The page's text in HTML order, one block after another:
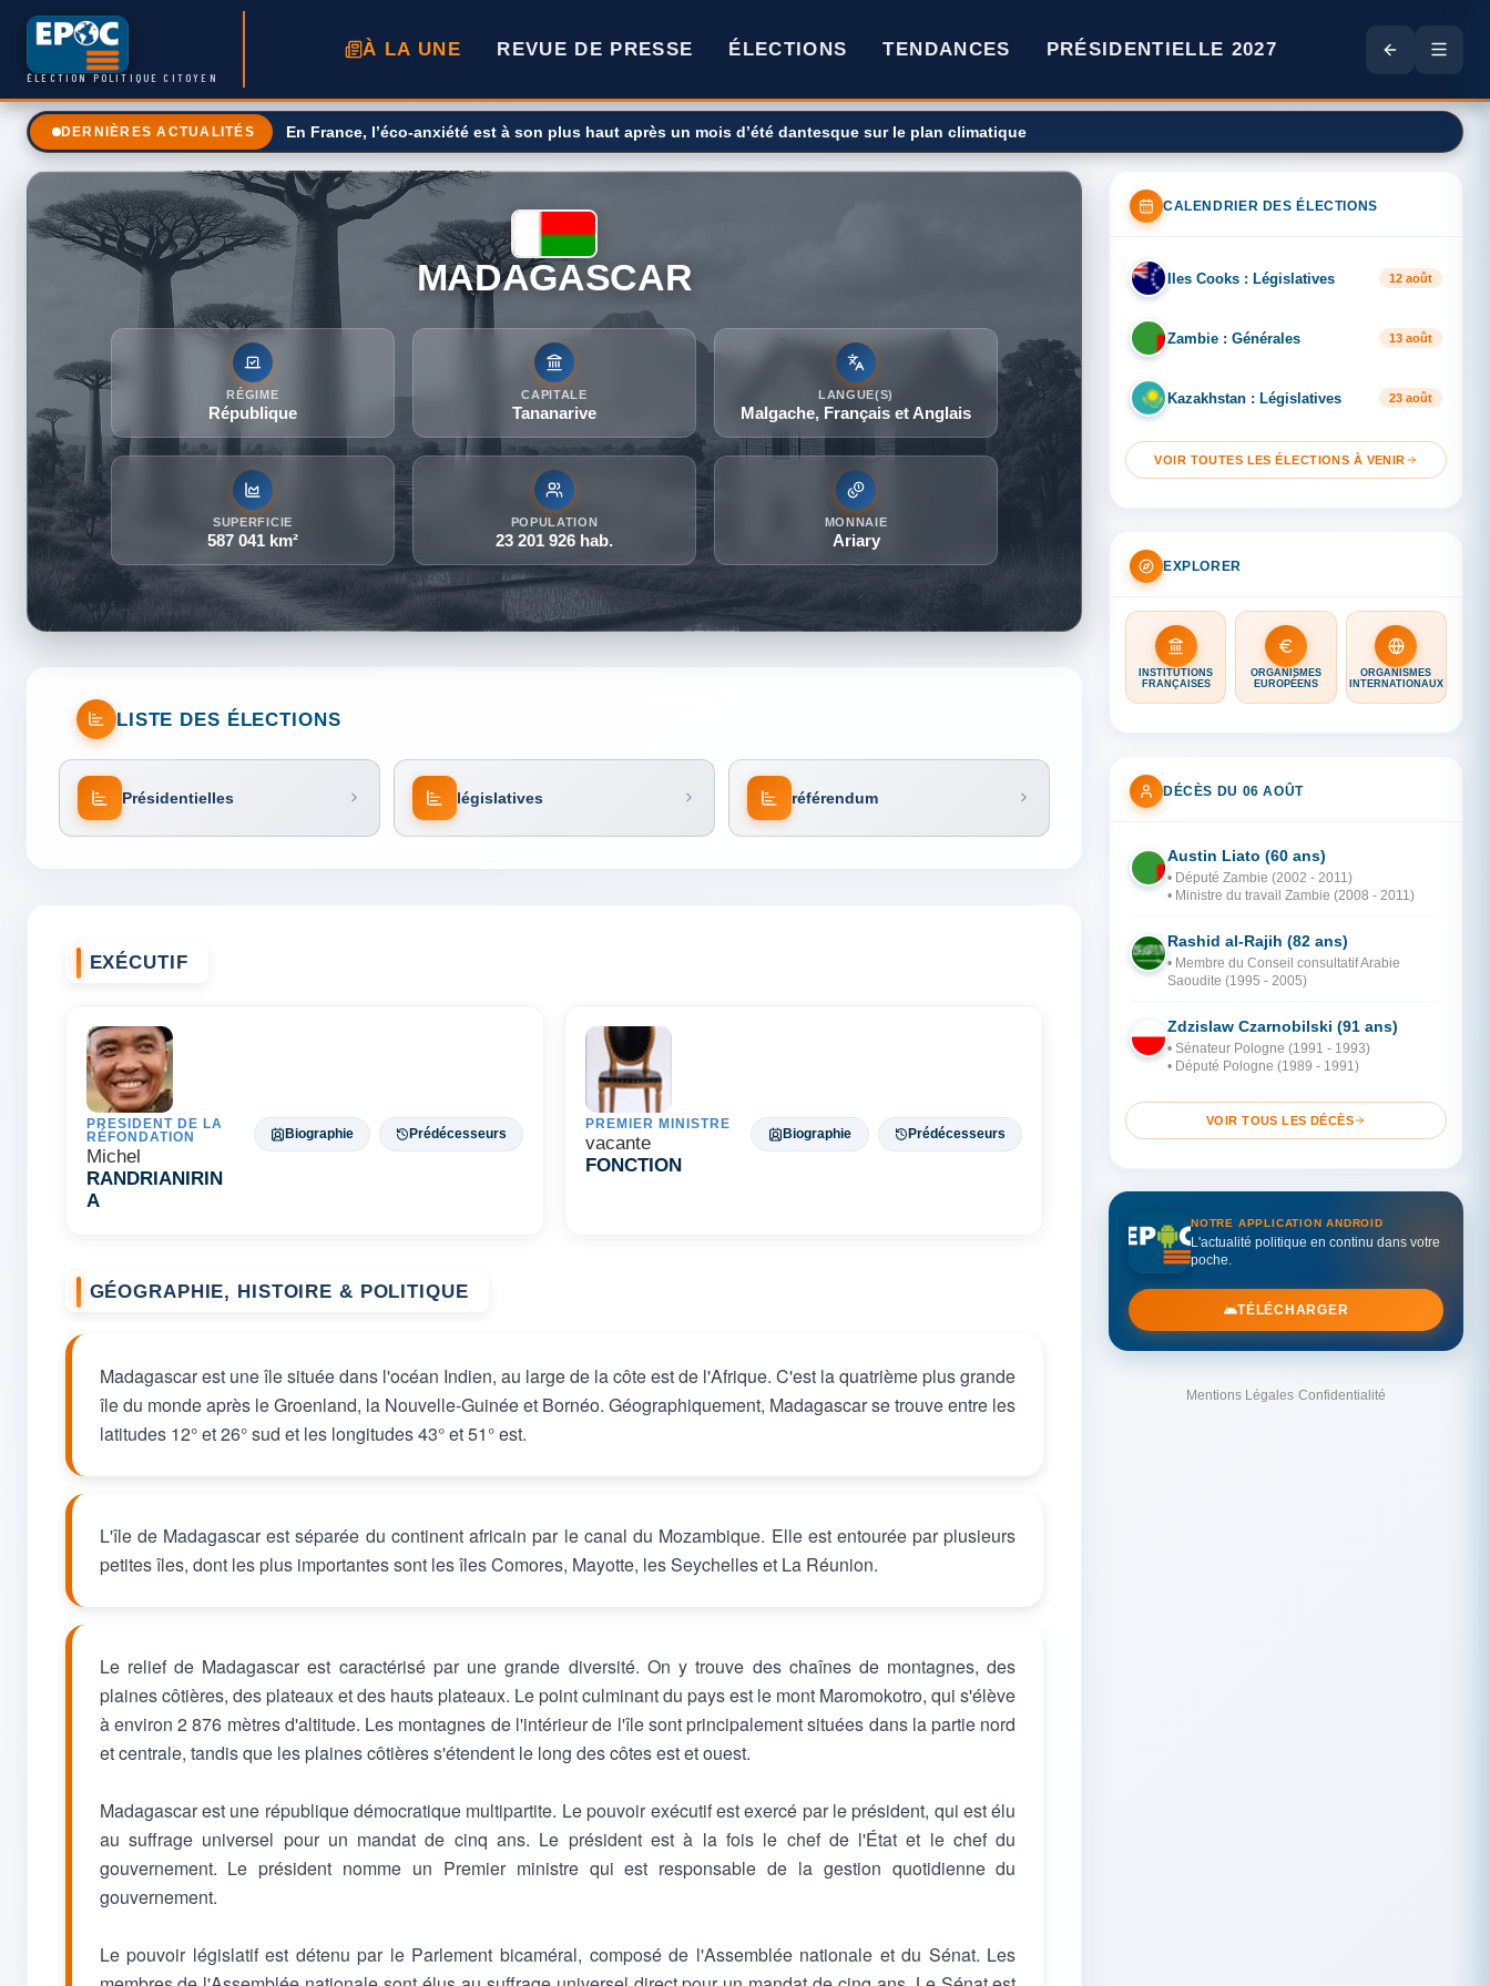
ÉLECTION POLITIQUE CITOYEN
À LA UNE REVUE DE PRESSE ÉLECTIONS TENDANCES PRÉSIDENTIELLE 2027
DERNIÈRES ACTUALITÉS Moyen-Orient en direct : l'Iran pose ses conditions à toute réouverture du détroit d'Ormuz
MADAGASCAR
RÉGIME
République
CAPITALE
Tananarive
LANGUE(S)
Malgache, Français et Anglais
SUPERFICIE
587 041 km²
POPULATION
23 201 926 hab.
MONNAIE
Ariary
LISTE DES ÉLECTIONS
Présidentielles législatives référendum
EXÉCUTIF
PRESIDENT DE LA
RÉFONDATION
Michel
RANDRIANIRIN
A
Biographie Prédécesseurs
PREMIER MINISTRE
vacante
FONCTION
Biographie Prédécesseurs
GÉOGRAPHIE, HISTOIRE & POLITIQUE
Madagascar est une île située dans l'océan Indien, au large de la côte est de l'Afrique. C'est la quatrième plus grande
île du monde après le Groenland, la Nouvelle-Guinée et Bornéo. Géographiquement, Madagascar se trouve entre les
latitudes 12° et 26° sud et les longitudes 43° et 51° est.
L'île de Madagascar est séparée du continent africain par le canal du Mozambique. Elle est entourée par plusieurs
petites îles, dont les plus importantes sont les îles Comores, Mayotte, les Seychelles et La Réunion.
Le relief de Madagascar est caractérisé par une grande diversité. On y trouve des chaînes de montagnes, des
plaines côtières, des plateaux et des hauts plateaux. Le point culminant du pays est le mont Maromokotro, qui s'élève
à environ 2 876 mètres d'altitude. Les montagnes de l'intérieur de l'île sont principalement situées dans la partie nord
et centrale, tandis que les plaines côtières s'étendent le long des côtes est et ouest.
Madagascar est une république démocratique multipartite. Le pouvoir exécutif est exercé par le président, qui est élu
au suffrage universel pour un mandat de cinq ans. Le président est à la fois le chef de l'État et le chef du
gouvernement. Le président nomme un Premier ministre qui est responsable de la gestion quotidienne du
gouvernement.
Le pouvoir législatif est détenu par le Parlement bicaméral, composé de l'Assemblée nationale et du Sénat. Les
CALENDRIER DES ÉLECTIONS
IL Iles Cooks : Législatives 12 août
ZA Zambie : Générales 13 août
KA Kazakhstan : Législatives 23 août
VOIR TOUTES LES ÉLECTIONS À VENIR
EXPLORER
INSTITUTIONS
FRANÇAISES
ORGANISMES
EUROPÉENS
ORGANISMES
INTERNATIONAUX
DÉCÈS DU 06 AOÛT
ZA
Austin Liato (60 ans)
• Député Zambie (2002 - 2011)
• Ministre du travail Zambie (2008 - 2011)
AR
Rashid al-Rajih (82 ans)
• Membre du Conseil consultatif Arabie
Saoudite (1995 - 2005)
PO
Zdzislaw Czarnobilski (91 ans)
• Sénateur Pologne (1991 - 1993)
• Député Pologne (1989 - 1991)
VOIR TOUS LES DÉCÈS
NOTRE APPLICATION ANDROID
L'actualité politique en continu dans votre
poche.
TÉLÉCHARGER
Mentions Légales·Confidentialité